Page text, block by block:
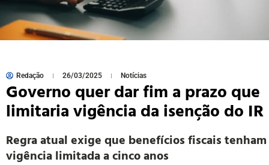
Redação 26/03/2025 Notícias
Governo quer dar fim a prazo que
limitaria vigência da isenção do IR
Regra atual exige que benefícios fiscais tenham
vigência limitada a cinco anos